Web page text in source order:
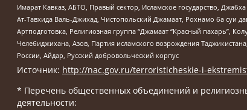
Имарат Кавказ, АБТО, Правый сектор, Исламское государство,
Ат-Тавхида Валь-Джихад, Чистопольский Джамаат, Рохнамо ба суи
Артподготовка, Религиозная группа “Джамаат “Красный пахарь”,
Челебиджихана, Азов, Партия исламского возрождения
России, Айдар, Русский добровольческий корпус
Источник: http://nac.gov.ru/terroristicheskie-i-
* Перечень общественных объединений и
деятельности: